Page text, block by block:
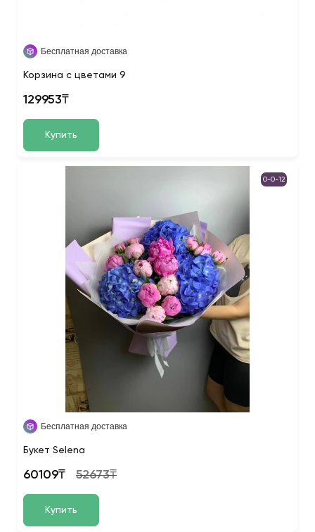
Бесплатная доставка
Корзина с цветами 9
129953₸
Купить
0-0-12
Бесплатная доставка
Букет Selena
60109₸ 52673₸
Купить